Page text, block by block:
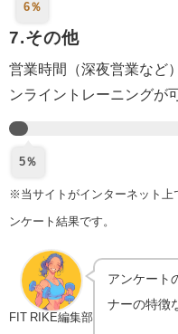
6％
7.その他
営業時間（深夜営業など
ンライントレーニングが
5％
※当サイトがインターネット上
ンケート結果です。
FIT RIKE編集部
アンケート
ナーの特徴